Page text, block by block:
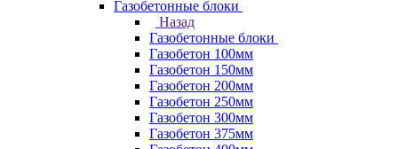
Газобетонные блоки
Назад
Газобетонные блоки
Газобетон 100мм
Газобетон 150мм
Газобетон 200мм
Газобетон 250мм
Газобетон 300мм
Газобетон 375мм